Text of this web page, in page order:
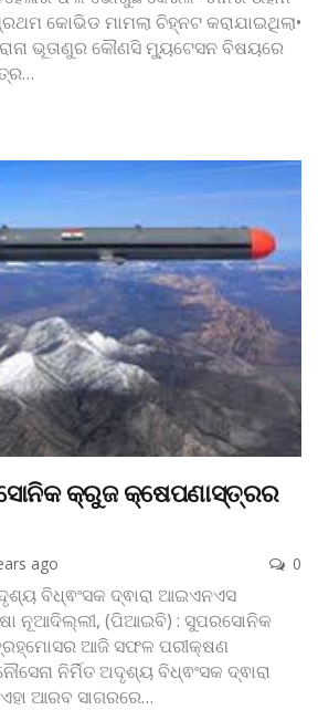
କୋଭିଡ ମାମଲା ଚିହ୍ନଟ କରାଯାଇଥିଲା•
ଭୂତାଣୁର କୌଣସି ମ୍ୟୁଟେସନ ବିଷୟରେ
…
କ୍ରୁଜ କ୍ଷେପଣାସ୍ତ୍ରର
ago 0
ବିଧ୍ଵଂସକ ଦ୍ଵାରା ଆଇଏନଏସ
ନୂଆଦିଲ୍ଲୀ, (ପିଆଇବି) : ସୁପରସୋନିକ
ଆଜି ସଫଳ ପରୀକ୍ଷଣ
ନିର୍ମିତ ଅଦୃଶ୍ୟ ବିଧ୍ଵଂସକ ଦ୍ଵାରା
ଆରବ ସାଗରରେ…